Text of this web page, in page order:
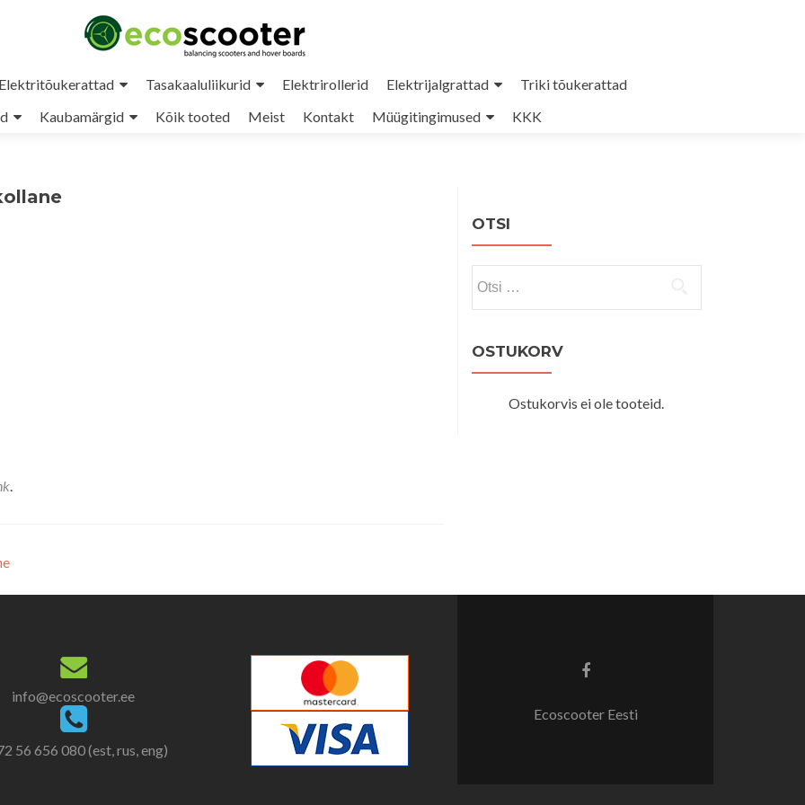
Elektritõukerattad Tasakaaluliikurid Elektrirollerid Elektrijalgrattad
Triki tõukerattad
Kaubamärgid Kõik tooted Meist Kontakt Müügitingimused KKK
.
OTSI
OSTUKORV
Ostukorvis ei ole tooteid.
info@ecoscooter.ee
56 656 080 (est, rus, eng)
Facebook
Ecoscooter Eesti